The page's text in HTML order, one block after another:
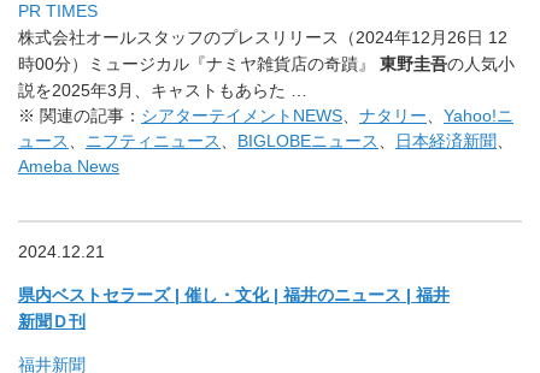
PR TIMES
株式会社オールスタッフのプレスリリース（2024年12月26日 12
時00分）ミュージカル『ナミヤ雑貨店の奇蹟』 東野圭吾の人気小
説を2025年3月、キャストもあらた …
※ 関連の記事： シアターテイメントNEWS、 ナタリー、 Yahoo!ニ
ュース、 ニフティニュース、 BIGLOBEニュース、 日本経済新聞、
Ameba News
2024.12.21
県内ベストセラーズ | 催し・文化 | 福井のニュース | 福井
新聞Ｄ刊
福井新聞